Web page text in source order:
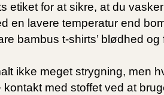
etiket for at sikre, at du
en lavere temperatur end
bambus t-shirts’ blødhed
ikke meget strygning, men
med stoffet ved at